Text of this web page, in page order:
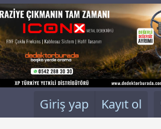
Giriş yap Kayıt ol